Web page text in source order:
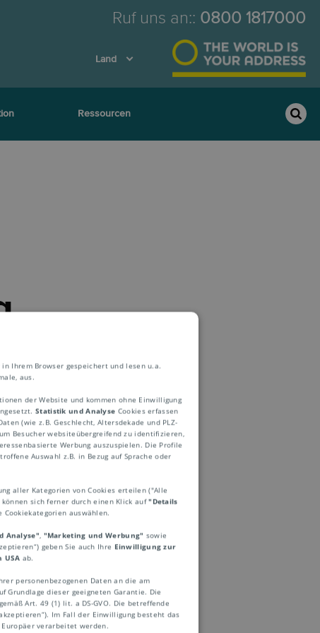
Ruf uns an:: 0800 1817000
Land
Ressourcen
und
aus, die
wird die Sendung
eine
“courrier”
Ihrem Browser gespeichert und lesen u.a.
aus.
der Website und kommen ohne Einwilligung
Statistik und Analyse Cookies erfassen
(wie z.B. Geschlecht, Altersdekade und PLZ-
Besucher websiteübergreifend zu identifizieren,
Werbung auszuspielen. Die Profile
Auswahl z.B. in Bezug auf Sprache oder
aller Kategorien von Cookies erteilen ("Alle
können sich ferner durch einen Klick auf"Details
auswählen.
Analyse", "Marketing und Werbung" sowie
geben Sie auch Ihre Einwilligung zur
USA ab.
personenbezogenen Daten an die am
Grundlage dieser geeigneten Garantie. Die
Art. 49 (1) lit. a DS-GVO. Die betreffende
Im Fall der Einwilligung besteht das
verarbeitet werden.